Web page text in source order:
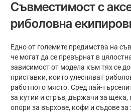
Съвместимост с
риболовна
Едно от големите предимства на
че могат да се превърнат в
зависимост от модела към тях се
приставки, които улесняват
работното място. Сред най-
за кутии и стръв, държачи за щека,
опори за върхове, кофи и съдове за